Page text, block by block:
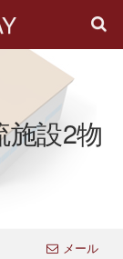
施設2物
メール